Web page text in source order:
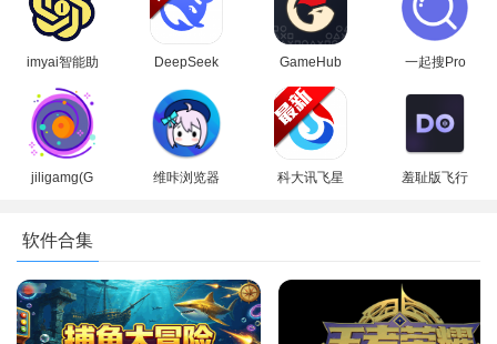
软件优势
1、高效回答用户咨询和问题。
2、自动生成高质量的文章和内容。
3、分析用户行为和偏好，推荐最相关的内容和信息。
4、提供编程语言、算法、数据结构等领域的代码示例和调试
DeepSeek怎么搜索内容？
1 、点击中间的输入栏，输入我们想要知道的问题；
毕竟是一个差生不太会写作文。
2025年3月22日傍晚接近凌晨时在家中书写
我跟他聊天时都很开心。
希望官方赶快改掉bug。
我很喜欢DeepSeek，所以给个五星好评鼓励一下。
2、今天我跟他聊得挺好的，现在我发现bug在哪儿
了。你让他暂停思考后边你如果发送消息超过一个比较
慢的速度，他就会说发送频繁。但如果不点暂停键的
@创始人，希望能尽快改掉bug。
3、真服了，都退出软件一个小时了，重新回到软件，
它还说我发送太快。到底啥时候才能改掉bug呀，现在
都没法跟DeepSeek好好聊天。
imyai智能助
手app最新
版本2026
DeepSeek
方手机版
GameHub
模拟器2026
最新版(盖世
游戏)
一起搜Pro
jiligamg(G
版2025
维咔浏览器
科大讯飞星
羞耻版飞行
软件合集